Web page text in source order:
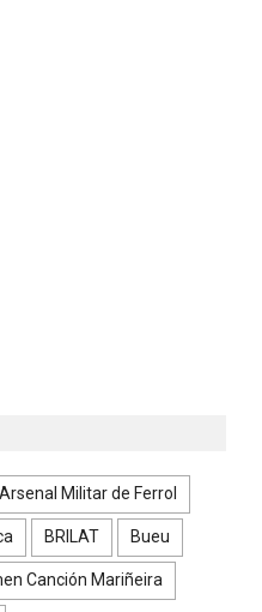
Arsenal Militar de Ferrol
BRILAT Bueu
Canción Mariñeira